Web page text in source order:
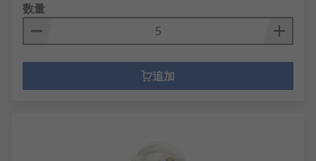
数量
追加